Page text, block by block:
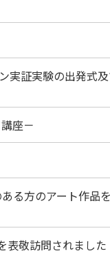
実証実験の出発式
座－
る方のアート作品
敬訪問されました